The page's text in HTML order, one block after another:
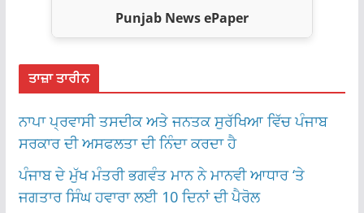
Punjab News ePaper
ਤਾਜ਼ਾ ਤਾਰੀਨ
ਨਾਪਾ ਪ੍ਰਵਾਸੀ ਤਸਦੀਕ ਅਤੇ ਜਨਤਕ ਸੁਰੱਖਿਆ ਵਿੱਚ ਪੰਜਾਬ
ਸਰਕਾਰ ਦੀ ਅਸਫਲਤਾ ਦੀ ਨਿੰਦਾ ਕਰਦਾ ਹੈ
ਪੰਜਾਬ ਦੇ ਮੁੱਖ ਮੰਤਰੀ ਭਗਵੰਤ ਮਾਨ ਨੇ ਮਾਨਵੀ ਆਧਾਰ ‘ਤੇ
ਜਗਤਾਰ ਸਿੰਘ ਹਵਾਰਾ ਲਈ 10 ਦਿਨਾਂ ਦੀ ਪੈਰੋਲ